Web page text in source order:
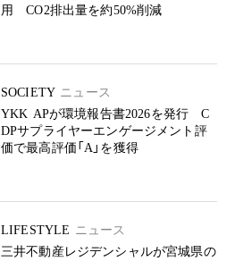
用 CO2排出量を約50%削減
SOCIETY ニュース
YKK APが環境報告書2026を発行 C
DPサプライヤーエンゲージメント評
価で最高評価「A」を獲得
LIFESTYLE ニュース
三井不動産レジデンシャルが宮城県の